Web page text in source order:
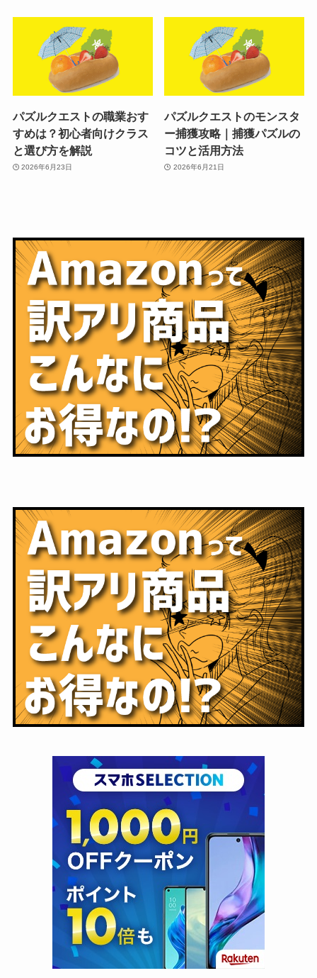
パズルクエストの職業おす
すめは？初心者向けクラス
と選び方を解説
2026年6月23日
パズルクエストのモンスタ
ー捕獲攻略｜捕獲パズルの
コツと活用方法
2026年6月21日